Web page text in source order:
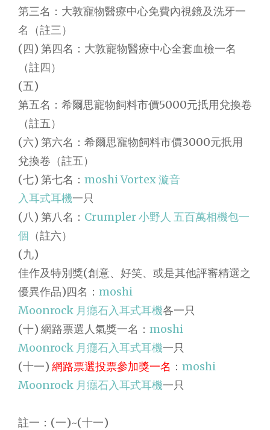
第三名：大敦寵物醫療中心免費內視鏡及洗牙一
名（註三）
(四) 第四名：大敦寵物醫療中心全套血檢一名
（註四）
(五)
第五名：希爾思寵物飼料市價5000元扺用兌換卷
（註五）
(六) 第六名：希爾思寵物飼料市價3000元扺用
兌換卷（註五）
(七) 第七名： moshi Vortex 漩音
入耳式耳機一只
(八) 第八名： Crumpler 小野人 五百萬相機包一
個 （註六）
(九)
佳作及特別獎(創意、好笑、或是其他評審精選之
優異作品)四名： moshi
Moonrock 月癮石入耳式耳機各一只
(十) 網路票選人氣獎一名： moshi
Moonrock 月癮石入耳式耳機一只
(十一) 網路票選投票參加獎一名 ： moshi
Moonrock 月癮石入耳式耳機一只
註一：(一)~(十一)